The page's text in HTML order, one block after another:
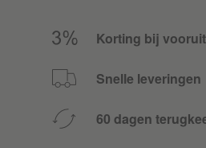
Korting bij
Snelle leveringen
60 dagen